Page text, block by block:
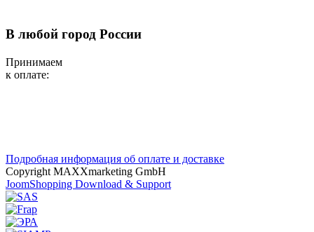
В любой город России
Принимаем
к оплате:
Подробная информация об оплате и доставке
Copyright MAXXmarketing GmbH
JoomShopping Download & Support